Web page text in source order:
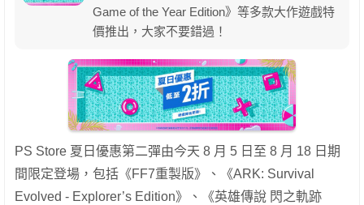
Game of the Year Edition》等多款大作遊戲特
價推出，大家不要錯過！
PS Store 夏日優惠第二彈由今天 8 月 5 日至 8 月 18 日期
間限定登場，包括《FF7重製版》、《ARK: Survival
Evolved - Explorer’s Edition》、《英雄傳說 閃之軌跡